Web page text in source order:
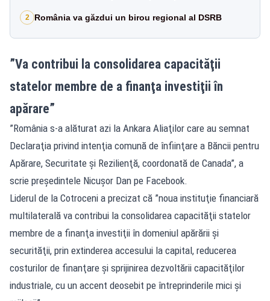
2 România va găzdui un birou regional al DSRB
”Va contribui la consolidarea capacităţii
statelor membre de a finanţa investiţii în
apărare”
”România s-a alăturat azi la Ankara Aliaţilor care au semnat
Declaraţia privind intenţia comună de înfiinţare a Băncii pentru
Apărare, Securitate şi Rezilienţă, coordonată de Canada”, a
scrie preşedintele Nicuşor Dan pe Facebook.
Liderul de la Cotroceni a precizat că ”noua instituţie financiară
multilaterală va contribui la consolidarea capacităţii statelor
membre de a finanţa investiţii în domeniul apărării şi
securităţii, prin extinderea accesului la capital, reducerea
costurilor de finanţare şi sprijinirea dezvoltării capacităţilor
industriale, cu un accent deosebit pe întreprinderile mici şi